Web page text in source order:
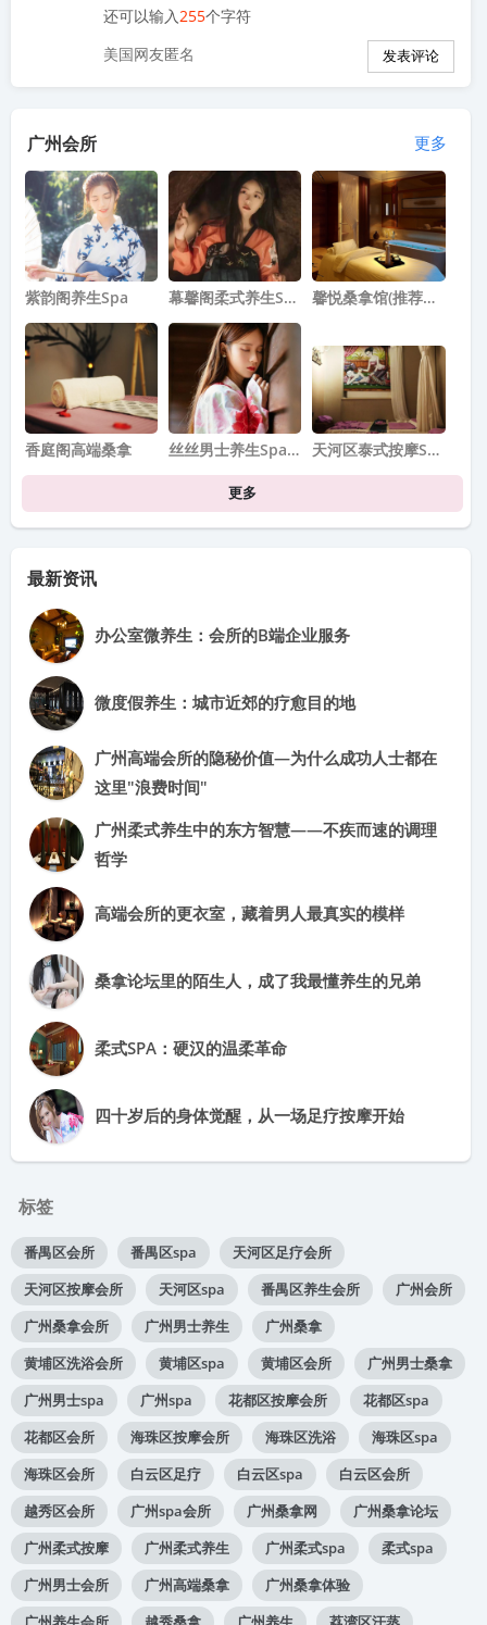
还可以输入255个字符
美国网友匿名
广州会所 更多
紫韵阁养生spa 幕馨阁柔式养生s… 馨悦桑拿馆(推荐…
香庭阁高端桑拿 丝丝男士养生spa… 天河区泰式按摩S…
更多
最新资讯
办公室微养生：会所的B端企业服务
微度假养生：城市近郊的疗愈目的地
广州高端会所的隐秘价值—为什么成功人士都在
这里"浪费时间"
广州柔式养生中的东方智慧——不疾而速的调理
哲学
高端会所的更衣室，藏着男人最真实的模样
桑拿论坛里的陌生人，成了我最懂养生的兄弟
柔式SPA：硬汉的温柔革命
四十岁后的身体觉醒，从一场足疗按摩开始
标签
番禺区会所 番禺区spa
天河区足疗会所
天河区按摩会所
天河区spa 番禺区养生会所
广州会所
广州桑拿会所
广州男士养生
广州桑拿
黄埔区洗浴会所
黄埔区spa 黄埔区会所
广州男士桑拿
广州男士spa
广州spa 花都区按摩会所
花都区spa
花都区会所
海珠区按摩会所 海珠区洗浴
海珠区spa
海珠区会所
白云区足疗 白云区spa
白云区会所
越秀区会所
广州spa会所 广州桑拿网
广州桑拿论坛
广州柔式按摩
广州柔式养生 广州柔式spa
柔式spa
广州男士会所
广州高端桑拿
广州桑拿体验